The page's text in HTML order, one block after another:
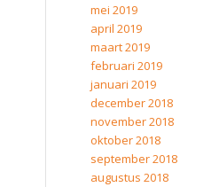
mei 2019
april 2019
maart 2019
februari 2019
januari 2019
december 2018
november 2018
oktober 2018
september 2018
augustus 2018